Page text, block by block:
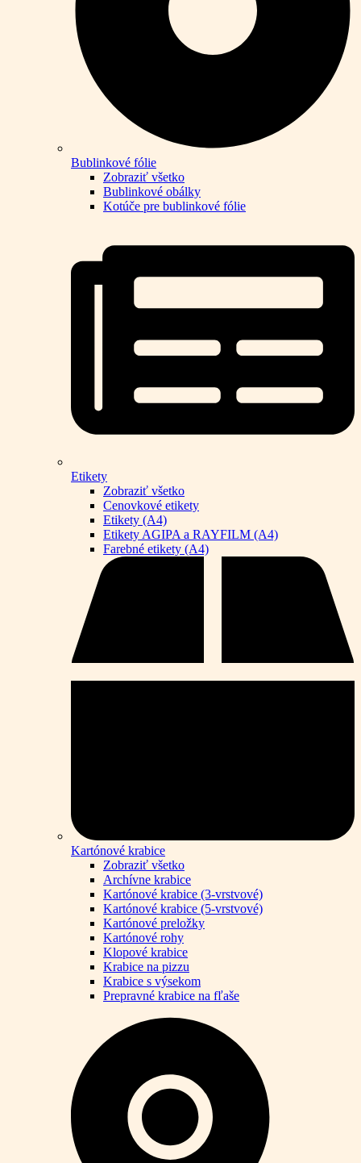
Bublinkové fólie
Zobraziť všetko
Bublinkové obálky
Kotúče pre bublinkové fólie
Etikety
Zobraziť všetko
Cenovkové etikety
Etikety (A4)
Etikety AGIPA a RAYFILM (A4)
Farebné etikety (A4)
Kartónové krabice
Zobraziť všetko
Archívne krabice
Kartónové krabice (3-vrstvové)
Kartónové krabice (5-vrstvové)
Kartónové preložky
Kartónové rohy
Klopové krabice
Krabice na pizzu
Krabice s výsekom
Prepravné krabice na fľaše